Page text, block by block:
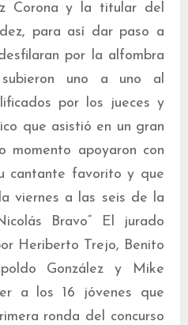
Corona y la titular del
para así dar paso a
por la alfombra
uno a uno al
por los jueces y
que asistió en un gran
momento apoyaron con
cantante favorito y que
viernes a las seis de la
Bravo” El jurado
Heriberto Trejo, Benito
González y Mike
a los 16 jóvenes que
ronda del concurso